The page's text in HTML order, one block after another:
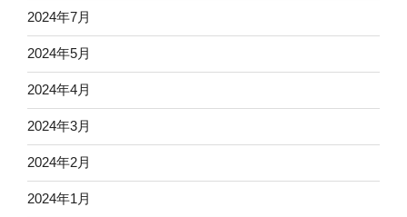
2024年7月
2024年5月
2024年4月
2024年3月
2024年2月
2024年1月